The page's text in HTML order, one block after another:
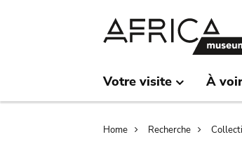
Votre visite À
Home Recherche